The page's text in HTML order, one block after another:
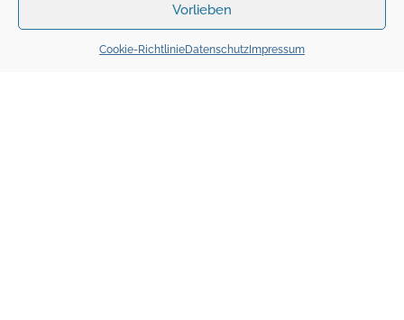
Vorlieben
Cookie-RichtlinieDatenschutz Impressum